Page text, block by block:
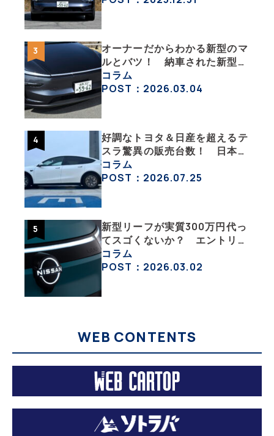
オーナーだからわかる新型のマ
ルとバツ！ 納車された新型を
旧型モデルＹと細部まで比べて
みた【テスラ沼にはまった大学
コラム
POST：2026.03.04
好調なトヨタ＆日産を超えるテ
スラ驚異の販売台数！ 日本の
EV市場はますます拡大
コラム
POST：2026.07.25
新型リーフが実質300万円代っ
てスゴくないか？ エントリー
グレード「B5」の中身を詳細
チェックした
コラム
POST：2026.03.02
WEB CONTENTS